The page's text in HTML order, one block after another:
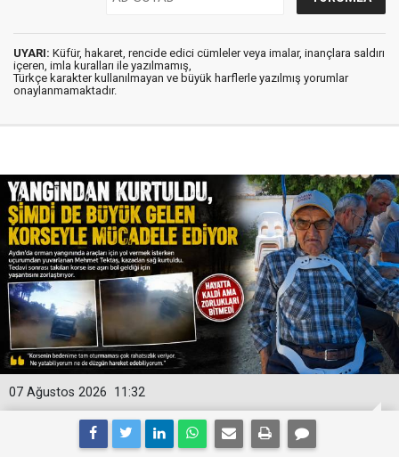
UYARI: Küfür, hakaret, rencide edici cümleler veya imalar, inançlara saldırı
içeren, imla kuralları ile yazılmamış,
Türkçe karakter kullanılmayan ve büyük harflerle yazılmış yorumlar
onaylanmamaktadır.
11:32
07 Ağustos 2026